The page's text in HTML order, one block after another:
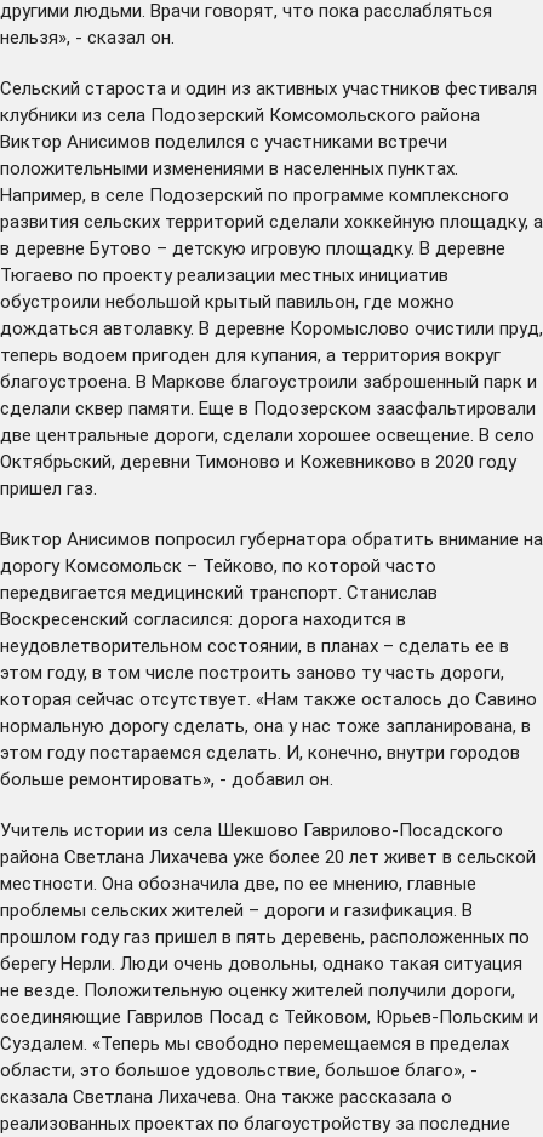
другими людьми. Врачи говорят, что пока расслабляться
нельзя», - сказал он.
Сельский староста и один из активных участников фестиваля
клубники из села Подозерский Комсомольского района
Виктор Анисимов поделился с участниками встречи
положительными изменениями в населенных пунктах.
Например, в селе Подозерский по программе комплексного
развития сельских территорий сделали хоккейную площадку, а
в деревне Бутово – детскую игровую площадку. В деревне
Тюгаево по проекту реализации местных инициатив
обустроили небольшой крытый павильон, где можно
дождаться автолавку. В деревне Коромыслово очистили пруд,
теперь водоем пригоден для купания, а территория вокруг
благоустроена. В Маркове благоустроили заброшенный парк и
сделали сквер памяти. Еще в Подозерском заасфальтировали
две центральные дороги, сделали хорошее освещение. В село
Октябрьский, деревни Тимоново и Кожевниково в 2020 году
пришел газ.
Виктор Анисимов попросил губернатора обратить внимание на
дорогу Комсомольск – Тейково, по которой часто
передвигается медицинский транспорт. Станислав
Воскресенский согласился: дорога находится в
неудовлетворительном состоянии, в планах – сделать ее в
этом году, в том числе построить заново ту часть дороги,
которая сейчас отсутствует. «Нам также осталось до Савино
нормальную дорогу сделать, она у нас тоже запланирована, в
этом году постараемся сделать. И, конечно, внутри городов
больше ремонтировать», - добавил он.
Учитель истории из села Шекшово Гаврилово-Посадского
района Светлана Лихачева уже более 20 лет живет в сельской
местности. Она обозначила две, по ее мнению, главные
проблемы сельских жителей – дороги и газификация. В
прошлом году газ пришел в пять деревень, расположенных по
берегу Нерли. Люди очень довольны, однако такая ситуация
не везде. Положительную оценку жителей получили дороги,
соединяющие Гаврилов Посад с Тейковом, Юрьев-Польским и
Суздалем. «Теперь мы свободно перемещаемся в пределах
области, это большое удовольствие, большое благо», -
сказала Светлана Лихачева. Она также рассказала о
реализованных проектах по благоустройству за последние